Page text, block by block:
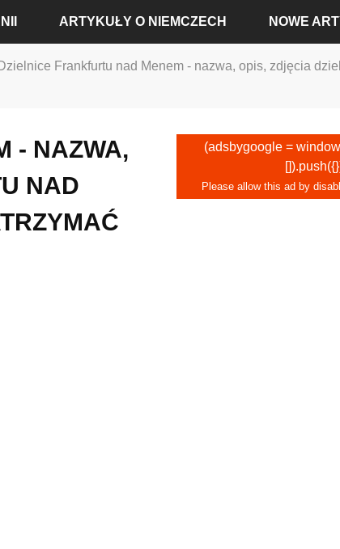
ARTYKUŁY O NIEMCZECH
ARTYKUŁY O DREŹNIE
ARTYKUŁY O FRANKFURCIE
ARTYKUŁY O HAMBURGU
NOWE
Dzielnice Frankfurtu nad Menem - nazwa, opis, zdjęcia
- NAZWA,
NAD
(adsbygoogle =